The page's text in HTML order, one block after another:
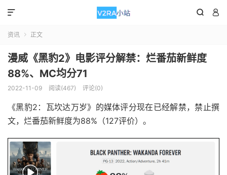
 

资讯  正文
漫威《黑豹2》电影评分解禁：烂番茄新鲜度
88%、MC均分71
2022-11-09 阅读(467) 评论(0)
《黑豹2：瓦坎达万岁》的媒体评分现在已经解禁，禁止撰
文，烂番茄新鲜度为88%（127评价）。